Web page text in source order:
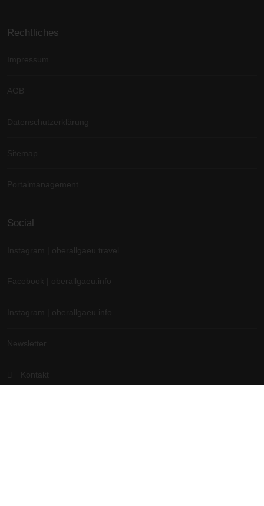
Rechtliches
Impressum
AGB
Datenschutzerklärung
Sitemap
Portalmanagement
Social
Instagram | oberallgaeu.travel
Facebook | oberallgaeu.info
Instagram | oberallgaeu.info
Newsletter
Kontakt